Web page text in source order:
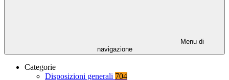
Menu di
navigazione
Categorie
Disposizioni generali 704